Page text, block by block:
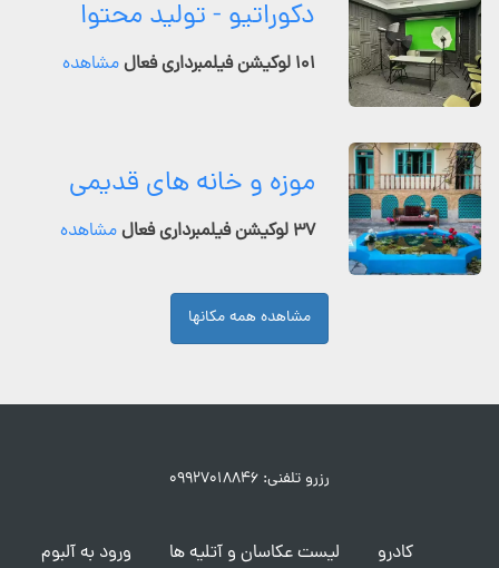
دکوراتیو - تولید محتوا
۱۰۱ لوکیشن فیلمبرداری فعال مشاهده
موزه و خانه های قدیمی
۳۷ لوکیشن فیلمبرداری فعال مشاهده
مشاهده همه مکانها
رزرو تلفنی: ۰۹۹۲۷۰۱۸۸۴۶
کادرو لیست عکاسان و آتلیه ها
ورود به آلبوم